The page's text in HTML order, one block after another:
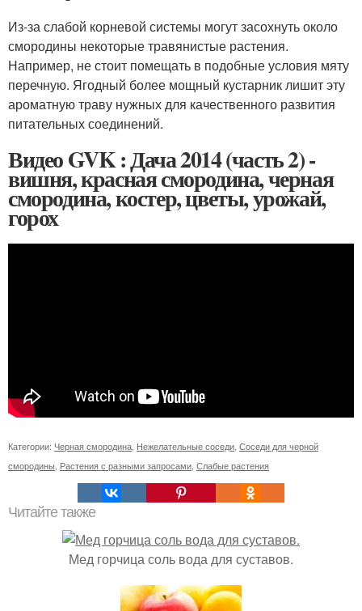
Из-за слабой корневой системы могут засохнуть около
смородины некоторые травянистые растения.
Например, не стоит помещать в подобные условия мяту
перечную. Ягодный более мощный кустарник лишит эту
ароматную траву нужных для качественного развития
питательных соединений.
Видео GVK : Дача 2014 (часть 2) -
вишня, красная смородина, черная
смородина, костер, цветы, урожай,
горох
Категории: Черная смородина Нежелательные соседи Соседи для черной
смородины Растения с разными запросами Слабые растения
Читайте также
Мед горчица соль вода для суставов.